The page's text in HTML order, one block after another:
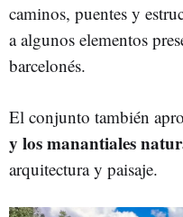
caminos, puentes y
a algunos elementos
barcelonés.
El conjunto también
y los manantiales
arquitectura y paisaje.